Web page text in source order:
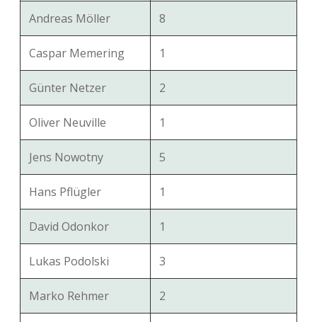
Andreas Möller 8
Caspar Memering 1
Günter Netzer 2
Oliver Neuville 1
Jens Nowotny 5
Hans Pflügler 1
David Odonkor 1
Lukas Podolski 3
Marko Rehmer 2